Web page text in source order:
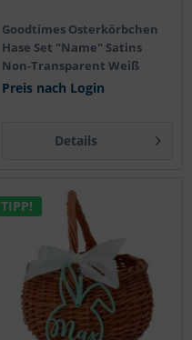
Goodtimes Osterkörbchen
Hase Set "Name" Satins
Non-Transparent Weiß
Preis nach Login
Details
TIPP!